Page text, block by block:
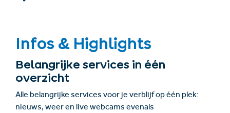
Infos & Highlights
Belangrijke services in één
overzicht
Alle belangrijke services voor je verblijf op één plek:
nieuws, weer en live webcams evenals